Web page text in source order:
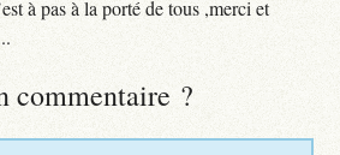
à pas à la porté de tous ,merci et
commentaire ?